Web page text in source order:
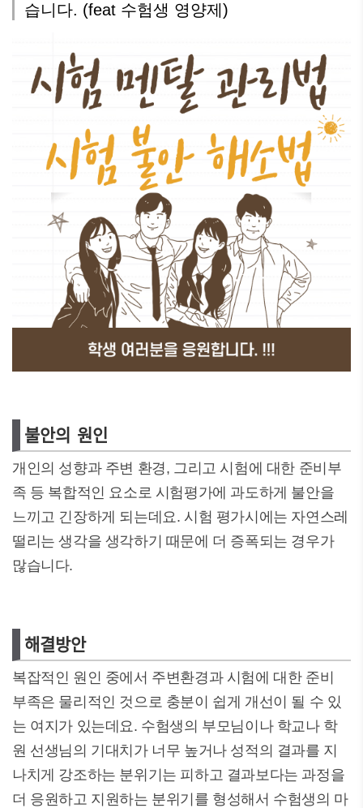
습니다. (feat 수험생 영양제)
불안의 원인
개인의 성향과 주변 환경, 그리고 시험에 대한 준비부
족 등 복합적인 요소로 시험평가에 과도하게 불안을
느끼고 긴장하게 되는데요. 시험 평가시에는 자연스레
떨리는 생각을 생각하기 때문에 더 증폭되는 경우가
많습니다.
해결방안
복잡적인 원인 중에서 주변환경과 시험에 대한 준비
부족은 물리적인 것으로 충분이 쉽게 개선이 될 수 있
는 여지가 있는데요. 수험생의 부모님이나 학교나 학
원 선생님의 기대치가 너무 높거나 성적의 결과를 지
나치게 강조하는 분위기는 피하고 결과보다는 과정을
더 응원하고 지원하는 분위기를 형성해서 수험생의 마